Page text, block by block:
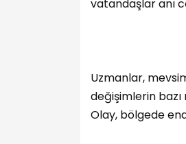
vatandaşlar anı
Uzmanlar,
değişimlerin
Olay, bölgede